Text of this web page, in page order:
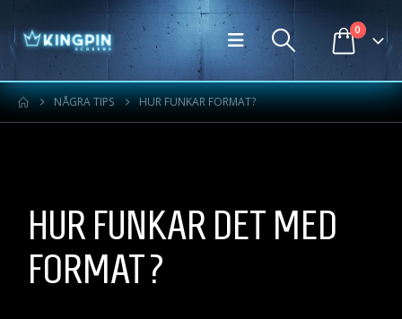
0
NÅGRA TIPS HUR FUNKAR FORMAT?
HUR FUNKAR DET MED
FORMAT?